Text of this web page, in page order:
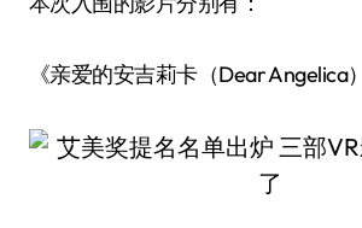
《亲爱的安吉莉卡（Dear Angelica